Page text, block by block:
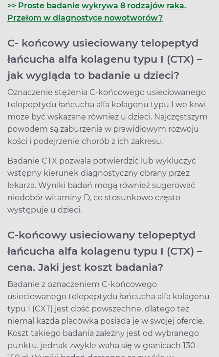
>> Proste badanie wykrywa 8 rodzajów raka.
Przełom w diagnostyce nowotworów?
C- końcowy usieciowany telopeptyd
łańcucha alfa kolagenu typu I (CTX) –
jak wygląda to badanie u dzieci?
Oznaczenie stężenia C-końcowego usieciowanego
telopeptydu łańcucha alfa kolagenu typu I we krwi
może być wskazane również u dzieci. Najczęstszym
powodem są zaburzenia w prawidłowym rozwoju
kości i podejrzenie chorób z ich zakresu.
Badanie CTX pozwala potwierdzić lub wykluczyć
wstępny kierunek diagnostyczny obrany przez
lekarza. Wyniki badań mogą również sugerować
niedobór witaminy D, co stosunkowo często
występuje u dzieci.
C-końcowy usieciowany telopeptyd
łańcucha alfa kolagenu typu I (CTX) –
cena. Jaki jest koszt badania?
Badanie z oznaczeniem C-końcowego
usieciowanego telopeptydu łańcucha alfa kolagenu
typu I (CXT) jest dość powszechne, dlatego też
niemal każda placówka posiada je w swojej ofercie.
Koszt takiego badania zależny jest od wybranego
punktu, jednak zwykle waha się w granicach 130–